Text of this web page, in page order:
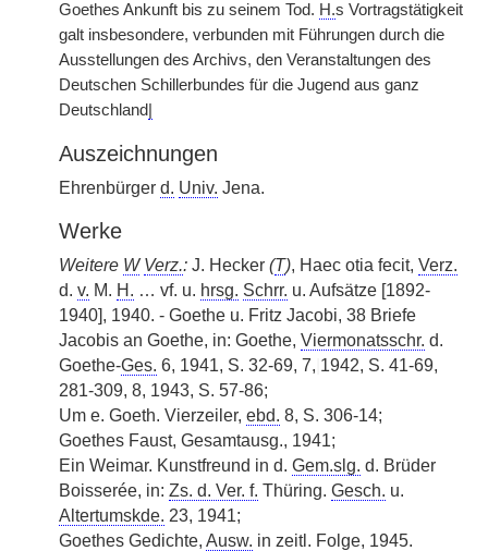
Goethes Ankunft bis zu seinem Tod. H.s Vortragstätigkeit
galt insbesondere, verbunden mit Führungen durch die
Ausstellungen des Archivs, den Veranstaltungen des
Deutschen Schillerbundes für die Jugend aus ganz
Deutschland
Auszeichnungen
Ehrenbürger d. Univ. Jena.
Werke
Weitere W Verz.: J. Hecker (T), Haec otia fecit, Verz.
d. v. M. H. … vf. u. hrsg. Schrr. u. Aufsätze [1892-
1940], 1940. - Goethe u. Fritz Jacobi, 38 Briefe
Jacobis an Goethe, in: Goethe, Viermonatsschr. d.
Goethe-Ges. 6, 1941, S. 32-69, 7, 1942, S. 41-69,
281-309, 8, 1943, S. 57-86;
Um e. Goeth. Vierzeiler, ebd. 8, S. 306-14;
Goethes Faust, Gesamtausg., 1941;
Ein Weimar. Kunstfreund in d. Gem.slg. d. Brüder
Boisserée, in: Zs. d. Ver. f. Thüring. Gesch. u.
Altertumskde. 23, 1941;
Goethes Gedichte, Ausw. in zeitl. Folge, 1945.